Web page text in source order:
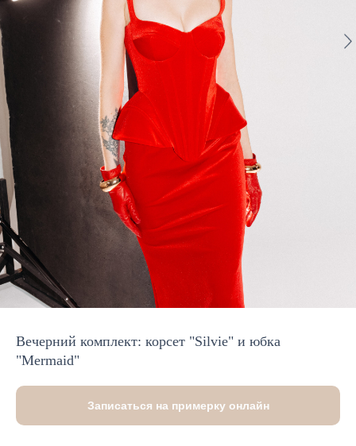
Вечерний комплект: корсет "Silvie" и юбка
"Mermaid"
Записаться на примерку онлайн